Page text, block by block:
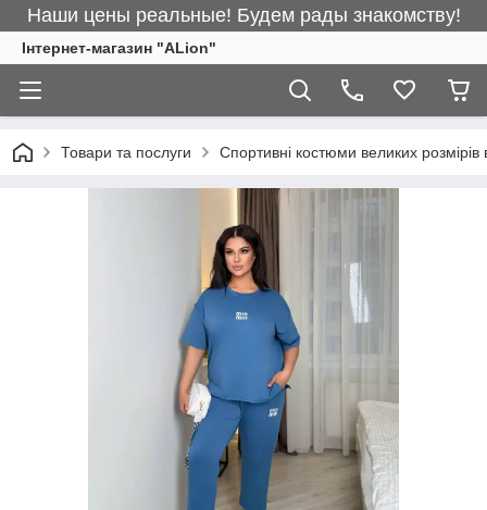
Наши цены реальные! Будем рады знакомству!
Інтернет-магазин "ALіon"
Товари та послуги Спортивні костюми великих розмірів